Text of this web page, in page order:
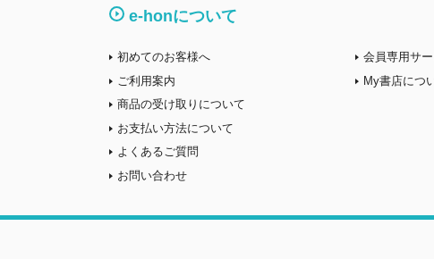
e-honについて
初めてのお客様へ
ご利用案内
商品の受け取りについて
お支払い方法について
よくあるご質問
お問い合わせ
会員専用サ
My書店につ